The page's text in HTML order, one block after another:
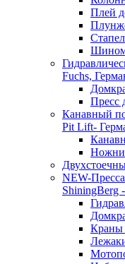
Плей
Fuchs,
Пресс
Канавный
Pit Lift-
NEW-
ShiningBerg
Краны